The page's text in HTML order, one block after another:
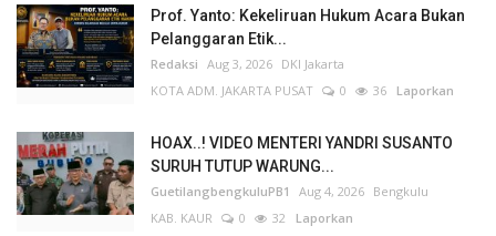
Prof. Yanto: Kekeliruan Hukum Acara Bukan
Pelanggaran Etik...
Redaksi Aug 3, 2026 DKI Jakarta
KOTA ADM. JAKARTA PUSAT
0 36 Laporkan
HOAX..! VIDEO MENTERI YANDRI SUSANTO
SURUH TUTUP WARUNG...
GuetilangbengkuluPB1 Aug 4, 2026 Bengkulu
KAB. KAUR
0 32 Laporkan